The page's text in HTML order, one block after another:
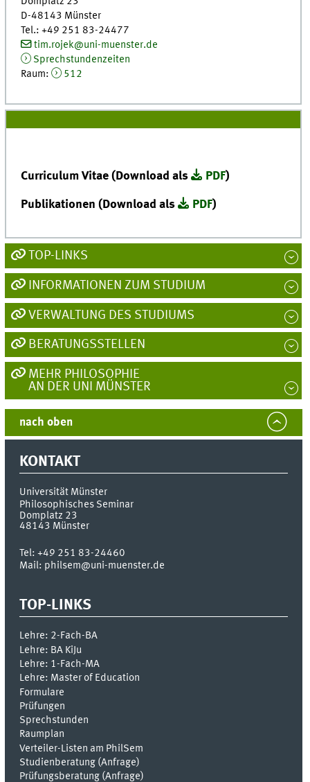
D-48143 Münster
Tel.: +49 251 83-24477
tim.rojek@uni-muenster.de
Sprechstundenzeiten
Raum:
512
Curriculum Vitae (Download als PDF)
Publikationen (Download als PDF)
TOP-LINKS
INFORMATIONEN ZUM STUDIUM
VERWALTUNG DES STUDIUMS
BERATUNGSSTELLEN
MEHR PHILOSOPHIE
AN DER UNI MÜNSTER
nach oben
KONTAKT
Universität Münster
Philosophisches Seminar
Domplatz 23
48143 Münster
Tel:+49 251 83-24460
Mail: philsem@uni-muenster.de
TOP-LINKS
Lehre: 2-Fach-BA
Lehre: BA KiJu
Lehre: 1-Fach-MA
Lehre: Master of Education
Formulare
Prüfungen
Sprechstunden
Raumplan
Verteiler-Listen am PhilSem
Studienberatung (Anfrage)
Prüfungsberatung (Anfrage)